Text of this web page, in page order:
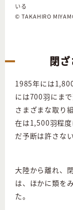
いる
© TAKAHIRO
閉
1985年には
には700羽にまで
さまざまな取り
在は1,500羽程
だ予断は許さな
大陸から離れ、
は、ほかに類を
た。